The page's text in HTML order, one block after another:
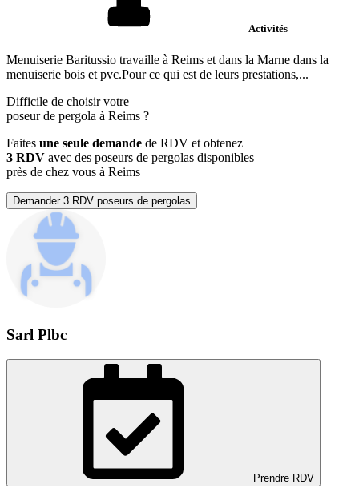
Activités
Menuiserie Baritussio travaille à Reims et dans la Marne dans la
menuiserie bois et pvc.Pour ce qui est de leurs prestations,...
Difficile de choisir votre
poseur de pergola à Reims ?
Faites une seule demande de RDV et obtenez
3 RDV avec des poseurs de pergolas disponibles
près de chez vous à Reims
Demander 3 RDV poseurs de pergolas
Sarl Plbc
Prendre RDV